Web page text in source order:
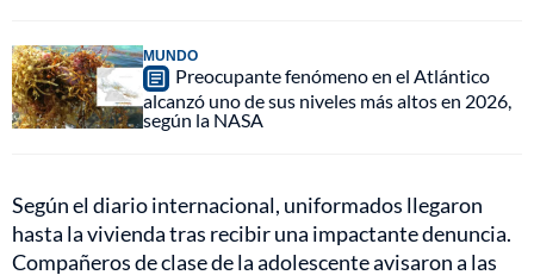
MUNDO
Preocupante fenómeno en el Atlántico
alcanzó uno de sus niveles más altos en 2026,
según la NASA
Según el diario internacional, uniformados llegaron
hasta la vivienda tras recibir una impactante denuncia.
Compañeros de clase de la adolescente avisaron a las